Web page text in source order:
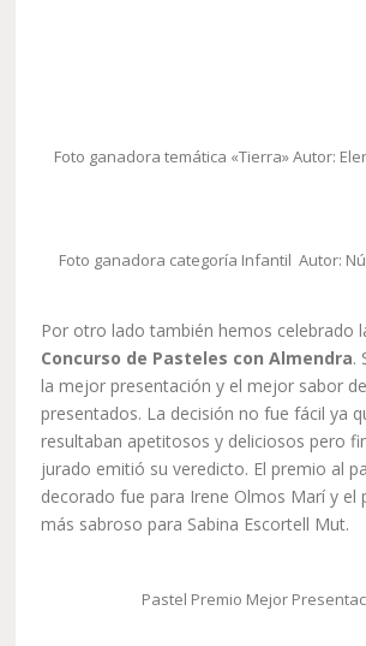
Foto ganadora temática «Tierra» Autor:
Foto ganadora categoría Infantil Autor:
Por otro lado también hemos celebrado
Concurso de Pasteles con Almendra.
la mejor presentación y el mejor sabor
presentados. La decisión no fue fácil ya
resultaban apetitosos y deliciosos pero
jurado emitió su veredicto. El premio al
decorado fue para Irene Olmos Marí y el
más sabroso para Sabina Escortell Mut.
Pastel Premio Mejor